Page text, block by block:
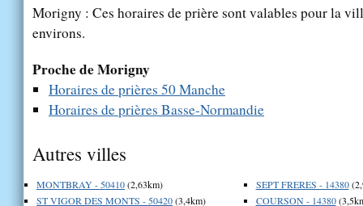
Morigny : Ces horaires de prière sont valables pour la
environs.
Proche de Morigny
Horaires de prières 50 Manche
Horaires de prières Basse-Normandie
Autres villes
MONTBRAY - 50410(2,63km)
ST VIGOR DES MONTS - 50420(3,4km)
SEPT FRERES - 14380
COURSON - 14380